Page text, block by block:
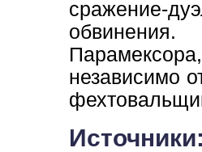
сражение-
независимо